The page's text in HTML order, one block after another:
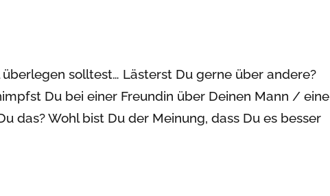
solltest… Lästerst Du gerne über andere?
Du bei einer Freundin über Deinen Mann / eine
das? Wohl bist Du der Meinung, dass Du es besser